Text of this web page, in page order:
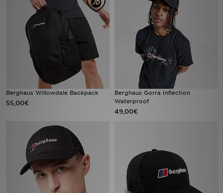
Berghaus Willowdale Backpack
55,00€
Berghaus Gorra Inflection
Waterproof
49,00€